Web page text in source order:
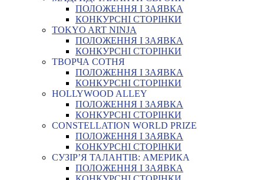
ПОЛОЖЕННЯ І ЗАЯВКА
КОНКУРСНІ СТОРІНКИ
TOKYO ART NINJA
ПОЛОЖЕННЯ І ЗАЯВКА
КОНКУРСНІ СТОРІНКИ
ТВОРЧА СОТНЯ
ПОЛОЖЕННЯ І ЗАЯВКА
КОНКУРСНІ СТОРІНКИ
HOLLYWOOD ALLEY
ПОЛОЖЕННЯ І ЗАЯВКА
КОНКУРСНІ СТОРІНКИ
CONSTELLATION WORLD PRIZE
ПОЛОЖЕННЯ І ЗАЯВКА
КОНКУРСНІ СТОРІНКИ
СУЗІР’Я ТАЛАНТІВ: АМЕРИКА
ПОЛОЖЕННЯ І ЗАЯВКА